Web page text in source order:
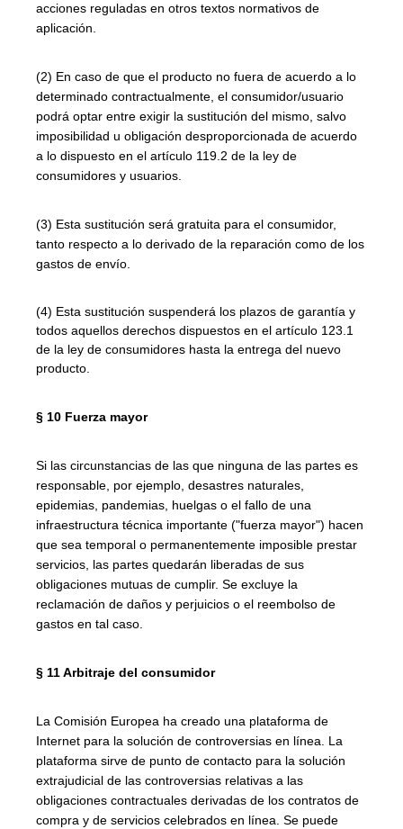
acciones reguladas en otros textos normativos de
aplicación.
(2) En caso de que el producto no fuera de acuerdo a lo
determinado contractualmente, el consumidor/usuario
podrá optar entre exigir la sustitución del mismo, salvo
imposibilidad u obligación desproporcionada de acuerdo
a lo dispuesto en el artículo 119.2 de la ley de
consumidores y usuarios.
(3) Esta sustitución será gratuita para el consumidor,
tanto respecto a lo derivado de la reparación como de los
gastos de envío.
(4) Esta sustitución suspenderá los plazos de garantía y
todos aquellos derechos dispuestos en el artículo 123.1
de la ley de consumidores hasta la entrega del nuevo
producto.
§ 10 Fuerza mayor
Si las circunstancias de las que ninguna de las partes es
responsable, por ejemplo, desastres naturales,
epidemias, pandemias, huelgas o el fallo de una
infraestructura técnica importante ("fuerza mayor") hacen
que sea temporal o permanentemente imposible prestar
servicios, las partes quedarán liberadas de sus
obligaciones mutuas de cumplir. Se excluye la
reclamación de daños y perjuicios o el reembolso de
gastos en tal caso.
§ 11 Arbitraje del consumidor
La Comisión Europea ha creado una plataforma de
Internet para la solución de controversias en línea. La
plataforma sirve de punto de contacto para la solución
extrajudicial de las controversias relativas a las
obligaciones contractuales derivadas de los contratos de
compra y de servicios celebrados en línea. Se puede